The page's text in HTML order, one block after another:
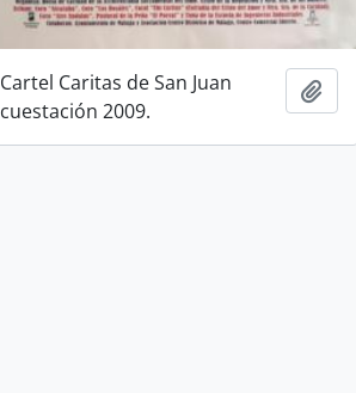
Cartel Caritas de San Juan
cuestación 2009.